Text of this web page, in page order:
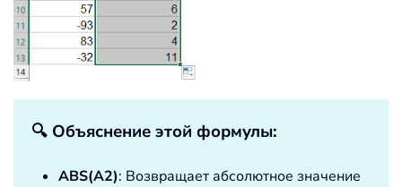
🔍 Объяснение этой формулы:
ABS(A2): Возвращает абсолютное значение